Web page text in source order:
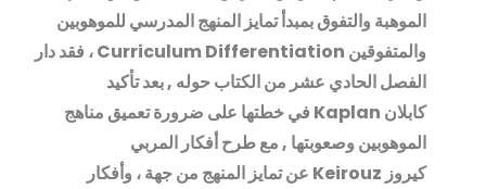
الموهبة والتفوق بمبدأ تمايز المنهج المدرسي للموهوبين
والمتفوقين
، فقد دار
الفصل الحادي عشر من الكتاب حوله , بعد تأكيد
كابلان
في خطتها على ضرورة تعميق مناهج
الموهوبين وصعوبتها , مع طرح أفكار المربي
كيروز
عن تمايز المنهج من جهة ، وأفكار